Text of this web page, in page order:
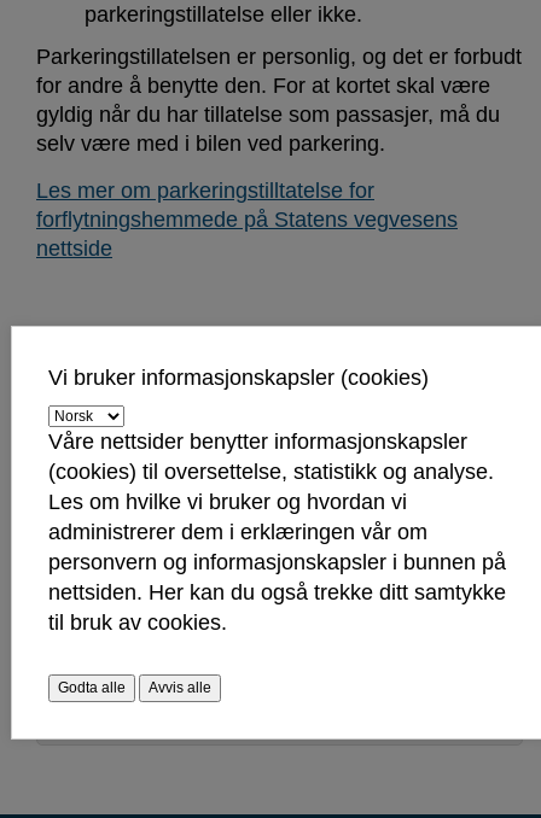
parkeringstillatelse eller ikke.
Parkeringstillatelsen er personlig, og det er forbudt
for andre å benytte den. For at kortet skal være
gyldig når du har tillatelse som passasjer, må du
selv være med i bilen ved parkering.
Les mer om parkeringstilltatelse for
forflytningshemmede på Statens vegvesens
nettside
Søk om parkeringstillatelse her
Legeerklæringsskjema finner du her(må fylles
ut av legen) - PDF
Kan du ikke fylle ut skjemaet digitalt, ta kontakt
med servicetorget.
Har du fått søknaden innvilget?
Vi bruker informasjonskapsler (cookies)
Våre nettsider benytter informasjonskapsler
(cookies) til oversettelse, statistikk og analyse.
Les om hvilke vi bruker og hvordan vi
administrerer dem i erklæringen vår om
personvern og informasjonskapsler i bunnen på
nettsiden. Her kan du også trekke ditt samtykke
til bruk av cookies.
Godta alle Avvis alle